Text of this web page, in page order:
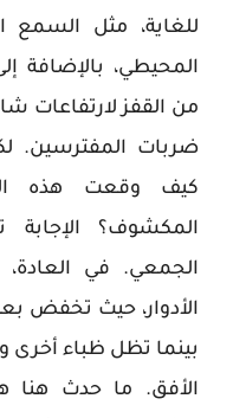
للغاية، مثل السمع
المحيطي، بالإضافة
من القفز لارتفاعات
ضربات المفترسين.
كيف وقعت هذه
المكشوف؟ الإجابة
الجمعي. في
الأدوار، حيث تخفض
بينما تظل ظباء أخرى
الأفق. ما حدث هنا